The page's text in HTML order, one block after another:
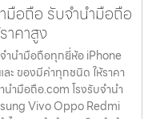
มือถือ รับจำนำมือถือ
าคาสูง
ำนำมือถือทุกยี่ห้อ iPhone
ของมีค่าทุกชนิด ให้ราคา
นํามือถือ.com โรงรับจำนำ
Vivo Oppo Redmi